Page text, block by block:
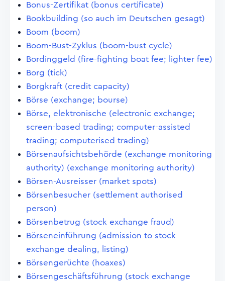
Bonus-Zertifikat (bonus certificate)
Bookbuilding (so auch im Deutschen gesagt)
Boom (boom)
Boom-Bust-Zyklus (boom-bust cycle)
Bordinggeld (fire-fighting boat fee; lighter fee)
Borg (tick)
Borgkraft (credit capacity)
Börse (exchange; bourse)
Börse, elektronische (electronic exchange;
screen-based trading; computer-assisted
trading; computerised trading)
Börsenaufsichtsbehörde (exchange monitoring
authority) (exchange monitoring authority)
Börsen-Ausreisser (market spots)
Börsenbesucher (settlement authorised
person)
Börsenbetrug (stock exchange fraud)
Börseneinführung (admission to stock
exchange dealing, listing)
Börsengerüchte (hoaxes)
Börsengeschäftsführung (stock exchange